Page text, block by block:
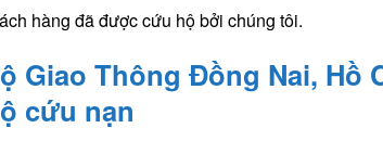
hàng đã được cứu hộ bởi chúng tôi.
Giao Thông Đồng Nai, Hồ
cứu nạn